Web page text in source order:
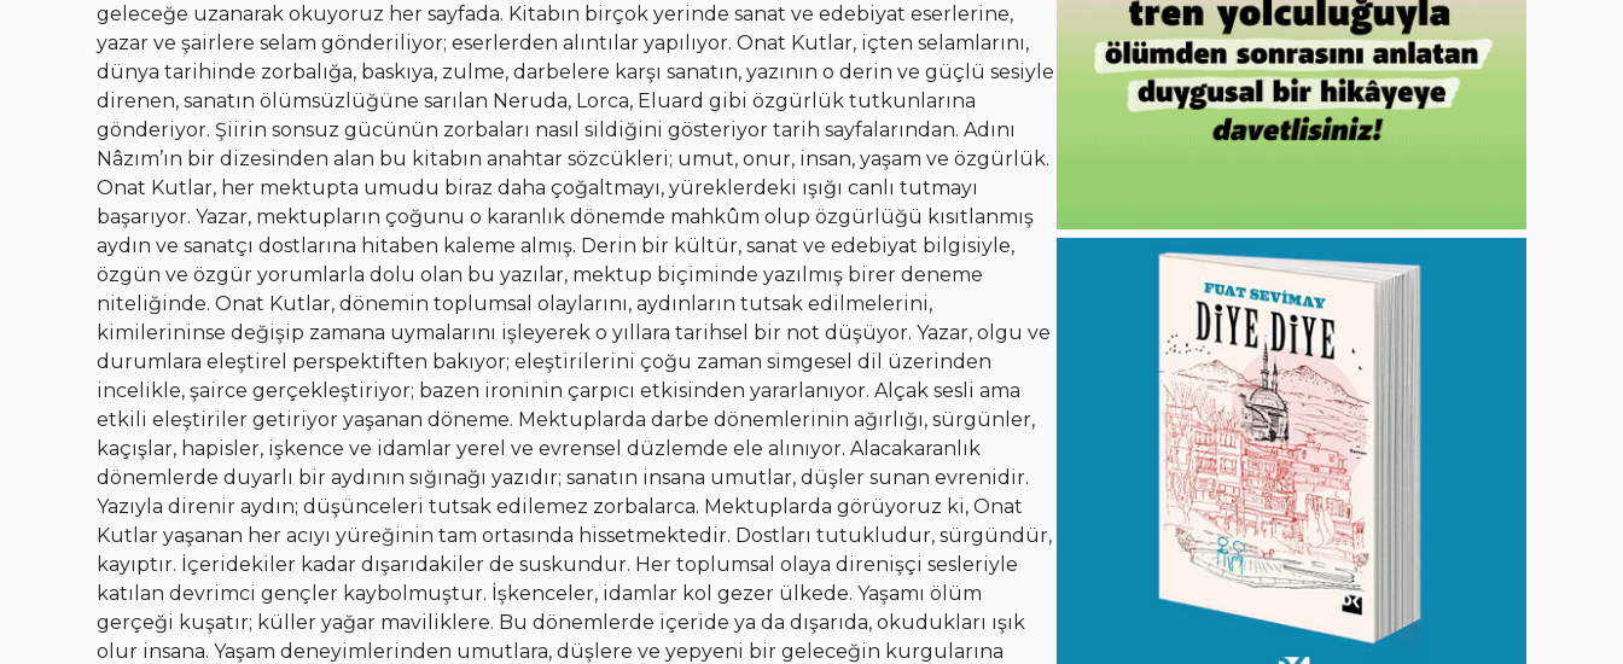
geleceğe uzanarak okuyoruz her sayfada. Kitabın birçok yerinde sanat ve edebiyat eserlerine,
yazar ve şairlere selam gönderiliyor; eserlerden alıntılar yapılıyor. Onat Kutlar, içten selamlarını,
dünya tarihinde zorbalığa, baskıya, zulme, darbelere karşı sanatın, yazının o derin ve güçlü sesiyle
direnen, sanatın ölümsüzlüğüne sarılan Neruda, Lorca, Eluard gibi özgürlük tutkunlarına
gönderiyor. Şiirin sonsuz gücünün zorbaları nasıl sildiğini gösteriyor tarih sayfalarından. Adını
Nâzım’ın bir dizesinden alan bu kitabın anahtar sözcükleri; umut, onur, insan, yaşam ve özgürlük.
Onat Kutlar, her mektupta umudu biraz daha çoğaltmayı, yüreklerdeki ışığı canlı tutmayı
başarıyor. Yazar, mektupların çoğunu o karanlık dönemde mahkûm olup özgürlüğü kısıtlanmış
aydın ve sanatçı dostlarına hitaben kaleme almış. Derin bir kültür, sanat ve edebiyat bilgisiyle,
özgün ve özgür yorumlarla dolu olan bu yazılar, mektup biçiminde yazılmış birer deneme
niteliğinde. Onat Kutlar, dönemin toplumsal olaylarını, aydınların tutsak edilmelerini,
kimilerininse değişip zamana uymalarını işleyerek o yıllara tarihsel bir not düşüyor. Yazar, olgu ve
durumlara eleştirel perspektiften bakıyor; eleştirilerini çoğu zaman simgesel dil üzerinden
incelikle, şairce gerçekleştiriyor; bazen ironinin çarpıcı etkisinden yararlanıyor. Alçak sesli ama
etkili eleştiriler getiriyor yaşanan döneme. Mektuplarda darbe dönemlerinin ağırlığı, sürgünler,
kaçışlar, hapisler, işkence ve idamlar yerel ve evrensel düzlemde ele alınıyor. Alacakaranlık
dönemlerde duyarlı bir aydının sığınağı yazıdır; sanatın insana umutlar, düşler sunan evrenidir.
Yazıyla direnir aydın; düşünceleri tutsak edilemez zorbalarca. Mektuplarda görüyoruz ki, Onat
Kutlar yaşanan her acıyı yüreğinin tam ortasında hissetmektedir. Dostları tutukludur, sürgündür,
kayıptır. İçeridekiler kadar dışarıdakiler de suskundur. Her toplumsal olaya direnişçi sesleriyle
katılan devrimci gençler kaybolmuştur. İşkenceler, idamlar kol gezer ülkede. Yaşamı ölüm
gerçeği kuşatır; küller yağar maviliklere. Bu dönemlerde içeride ya da dışarıda, okudukları ışık
olur insana. Yaşam deneyimlerinden umutlara, düşlere ve yepyeni bir geleceğin kurgularına